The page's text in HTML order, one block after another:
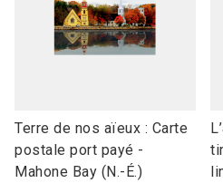
link
to
open
Terre de nos aïeux : Carte
postale port payé -
Mahone Bay (N.-É.)
to